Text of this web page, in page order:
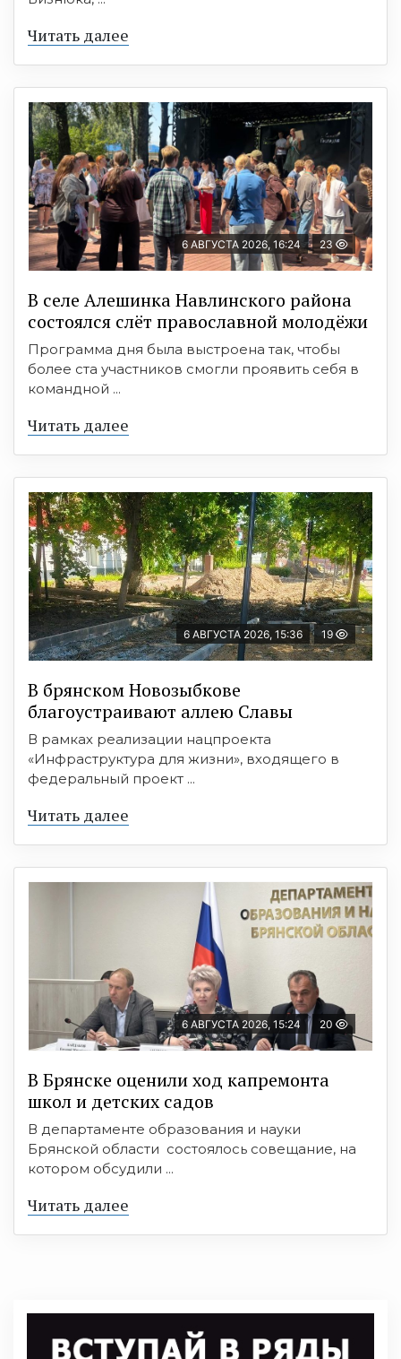
Читать далее
6 АВГУСТА 2026, 16:24 23
В селе Алешинка Навлинского района
состоялся слёт православной молодёжи
Программа дня была выстроена так, чтобы
более ста участников смогли проявить себя в
командной ...
Читать далее
6 АВГУСТА 2026, 15:36 19
В брянском Новозыбкове
благоустраивают аллею Славы
В рамках реализации нацпроекта
«Инфраструктура для жизни», входящего в
федеральный проект ...
Читать далее
6 АВГУСТА 2026, 15:24 20
В Брянске оценили ход капремонта
школ и детских садов
В департаменте образования и науки
Брянской области состоялось совещание, на
котором обсудили ...
Читать далее